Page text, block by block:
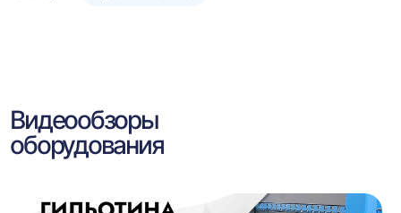
Видеообзоры
оборудования